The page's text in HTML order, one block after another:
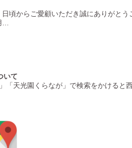
頃からご愛顧いただき誠にありがと
いて
園」「天光園くらなが」で検索